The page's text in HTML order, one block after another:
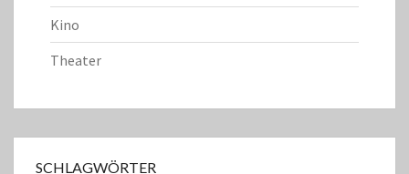
Kino
Theater
SCHLAGWÖRTER